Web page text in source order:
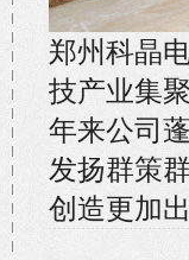
郑州科晶
技产业集
年来公司
发扬群策
创造更加